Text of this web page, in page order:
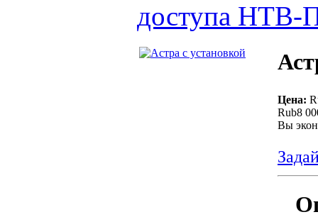
доступа НТВ-
Цена:
Rub8
Вы